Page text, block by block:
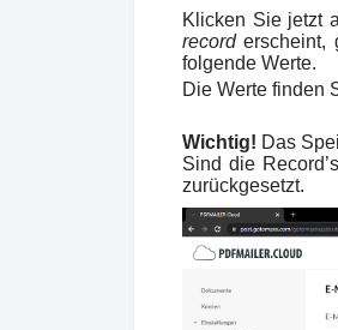
Klicken Sie jetzt
recorderscheint,
folgende Werte.
Die Werte finden
Wichtig! Das
Sind die
zurückgesetzt.